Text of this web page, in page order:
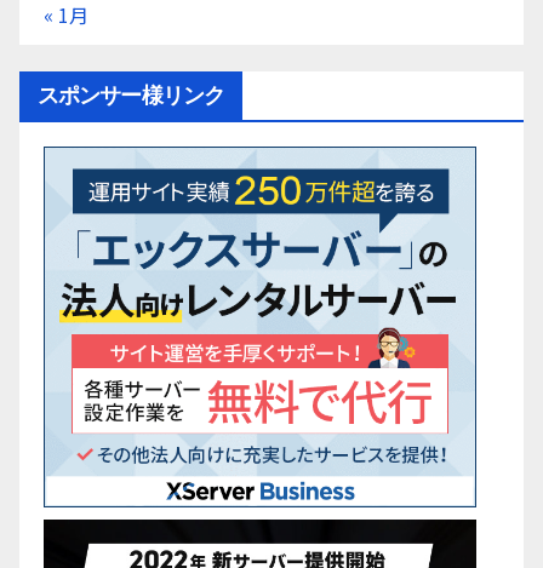
« 1月
スポンサー様リンク